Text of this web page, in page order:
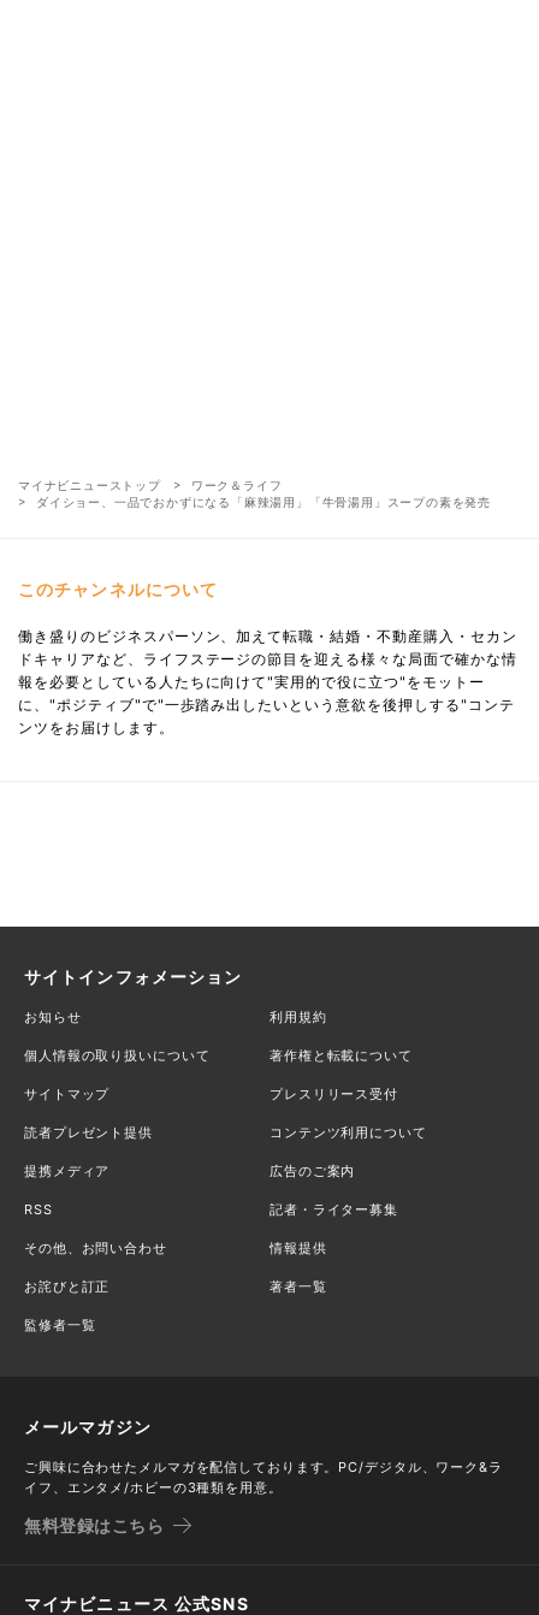
マイナビニューストップ
ワーク＆ライフ
ダイショー、一品でおかずになる「麻辣湯用」「牛骨湯用」スープの素を発売
このチャンネルについて
働き盛りのビジネスパーソン、加えて転職・結婚・不動産購入・セカン
ドキャリアなど、ライフステージの節目を迎える様々な局面で確かな情
報を必要としている人たちに向けて"実用的で役に立つ"をモットー
に、"ポジティブ"で"一歩踏み出したいという意欲を後押しする"コンテ
ンツをお届けします。
サイトインフォメーション
お知らせ 利用規約
個人情報の取り扱いについて 著作権と転載について
サイトマップ プレスリリース受付
読者プレゼント提供 コンテンツ利用について
提携メディア 広告のご案内
RSS 記者・ライター募集
その他、お問い合わせ 情報提供
お詫びと訂正 著者一覧
監修者一覧
メールマガジン
ご興味に合わせたメルマガを配信しております。PC/デジタル、ワーク&ラ
イフ、エンタメ/ホビーの3種類を用意。
無料登録はこちら
マイナビニュース 公式SNS